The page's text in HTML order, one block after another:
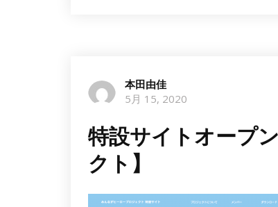
本田由佳
5月 15, 2020
特設サイトオープ
クト】